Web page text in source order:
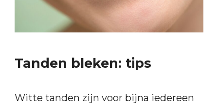
Tanden bleken: tips
Witte tanden zijn voor bijna iedereen